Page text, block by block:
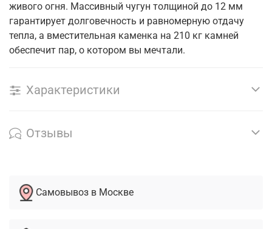
живого огня. Массивный чугун толщиной до 12 мм
гарантирует долговечность и равномерную отдачу
тепла, а вместительная каменка на 210 кг камней
обеспечит пар, о котором вы мечтали.
Характеристики
Отзывы
Самовывоз в Москве